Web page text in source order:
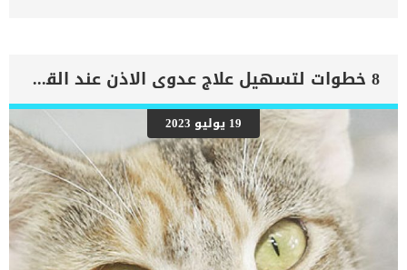
اعراض وعلامات تضخم القلب عند الكلاب فى هذا المقال سنطلعك على
بعض العلامات التي تشير إلى أن كلبك قد اقترب من مرحلة يحتافيها إلى
رعاية المسنين أو قد تفكر في القتل الرحيم. يمكننا اختصار هذه العلامات
على شكل مجموعة من المراحل التى يتدرجها الكلب الى ان يصل الى
النهاية. اهم علامات وفاة الكلاب بسبب قصور القلب الاحتقانى كما ذكرنا
ستكون هذه العلامات عبارة عن مراحل متدرجة الى المرحلة الاخيرة وهى
الوفاة. _المرحلة الاولى, تظهر ان الكلب معرض لخطر الإصابة بسرطان
القلب ، ولكن ليس لديه أعراض ولا تغييرات في القلب. _المرحلة
الثانية,يعاني الكلب […]
8 خطوات لتسهيل علاج عدوى الاذن عند القطط
19 يوليو 2023